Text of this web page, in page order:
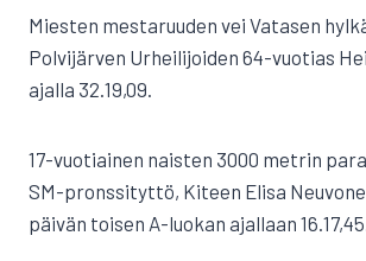
Miesten mestaruuden vei Vatasen
Polvijärven Urheilijoiden 64-vuotias
ajalla 32.19,09.
17-vuotiainen naisten 3000 metrin
SM-pronssityttö, Kiteen Elisa
päivän toisen A-luokan ajallaan